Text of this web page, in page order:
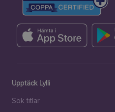
Upptäck Lylli
Sök titlar